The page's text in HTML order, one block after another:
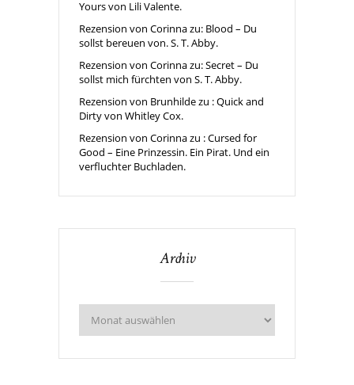
Yours von Lili Valente.
Rezension von Corinna zu: Blood – Du
sollst bereuen von. S. T. Abby.
Rezension von Corinna zu: Secret – Du
sollst mich fürchten von S. T. Abby.
Rezension von Brunhilde zu : Quick and
Dirty von Whitley Cox.
Rezension von Corinna zu : Cursed for
Good – Eine Prinzessin. Ein Pirat. Und ein
verfluchter Buchladen.
Archiv